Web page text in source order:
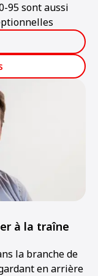
95 sont aussi
à la traîne
la branche de
en arrière